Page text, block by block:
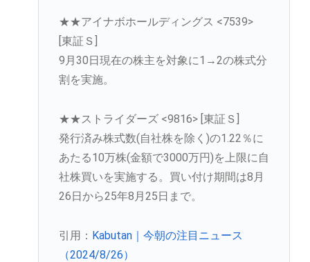
★★アイナボホールディングス <7539>
[東証Ｓ]
9月30日現在の株主を対象に1→2の株式分
割を実施。
★★ストライダーズ <9816> [東証Ｓ]
発行済み株式数(自社株を除く)の1.22％に
あたる10万株(金額で3000万円)を上限に自
社株買いを実施する。買い付け期間は8月
26日から25年8月25日まで。
引用： Kabutan｜今朝の注目ニュース
（2024/8/26）